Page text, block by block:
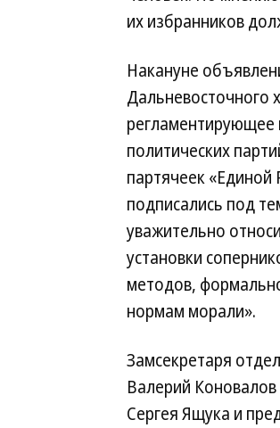
их избранников
Накануне
Дальневосточного
политических
партячеек «Единой
подписались под
уважительно
установки
методов,
нормам морали».
Замсекретаря
Валерий
Сергея Ящука и